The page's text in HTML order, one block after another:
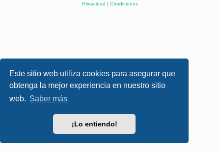
Este sitio web utiliza cookies para asegurar que
obtenga la mejor experiencia en nuestro sitio
web. Saber más
¡Lo entiendo!
Privacidad | Condiciones